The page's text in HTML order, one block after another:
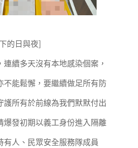
的日與夜]
連續多天沒有本地感染個案，
不能鬆懈，要繼續做足所有防
護所有於前線為我們默默付出
爆發初期以義工身份進入隔離
有人、民眾安全服務隊成員